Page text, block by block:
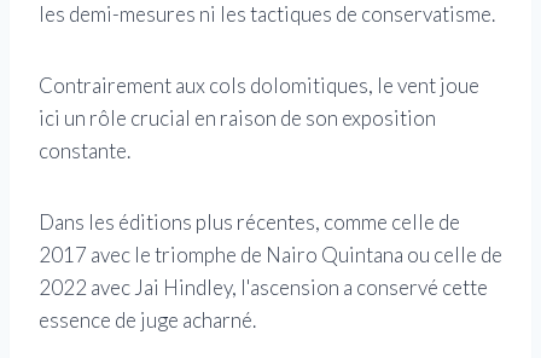
les demi-mesures ni les tactiques de conservatisme.
Contrairement aux cols dolomitiques, le vent joue
ici un rôle crucial en raison de son exposition
constante.
Dans les éditions plus récentes, comme celle de
2017 avec le triomphe de Nairo Quintana ou celle de
2022 avec Jai Hindley, l'ascension a conservé cette
essence de juge acharné.